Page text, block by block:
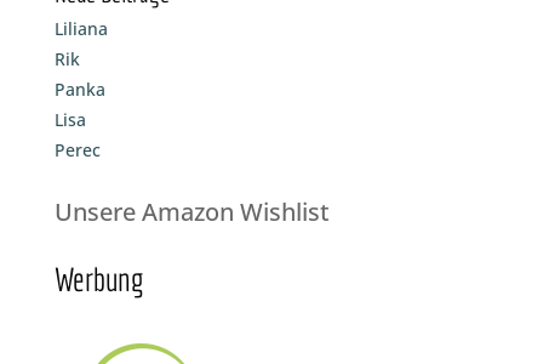
Liliana
Rik
Panka
Lisa
Perec
Unsere Amazon Wishlist
Werbung